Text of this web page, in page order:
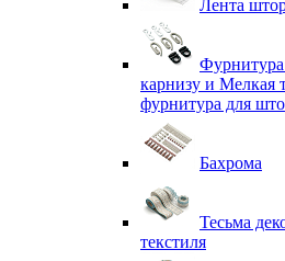
Лента
карнизу и Мелкая
фурнитура для
Бахрома
Тесьма
текстиля